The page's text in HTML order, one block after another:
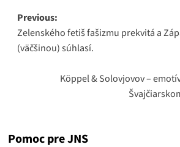
Post
navigation
Previous:
Zelenského fetiš fašizmu prekvitá a
(väčšinou) súhlasí.
Köppel & Solovjovov –
Pomoc pre JNS